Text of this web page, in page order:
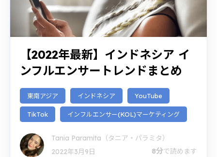
【2022年最新】インドネシア イ
ンフルエンサートレンドまとめ
東南アジア インドネシア YouTube
TikTok インフルエンサー(KOL)マーケティング
Tania Paramita（タニア・パラミタ）
2022年3月9日
8分で読めます